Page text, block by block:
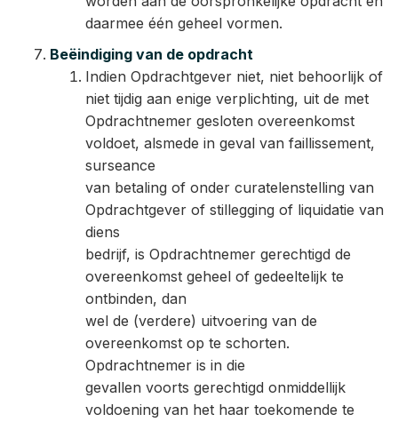
daarmee één geheel vormen.
Beëindiging van de opdracht
Indien Opdrachtgever niet, niet behoorlijk of
niet tijdig aan enige verplichting, uit de met
Opdrachtnemer gesloten overeenkomst
voldoet, alsmede in geval van faillissement,
surseance
van betaling of onder curatelenstelling van
Opdrachtgever of stillegging of liquidatie van
diens
bedrijf, is Opdrachtnemer gerechtigd de
overeenkomst geheel of gedeeltelijk te
ontbinden, dan
wel de (verdere) uitvoering van de
overeenkomst op te schorten.
Opdrachtnemer is in die
gevallen voorts gerechtigd onmiddellijk
voldoening van het haar toekomende te